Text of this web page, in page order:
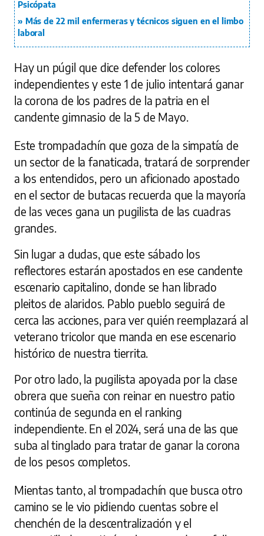
Psicópata
Más de 22 mil enfermeras y técnicos siguen en el limbo
laboral
Hay un púgil que dice defender los colores
independientes y este 1 de julio intentará ganar
la corona de los padres de la patria en el
candente gimnasio de la 5 de Mayo.
Este trompadachín que goza de la simpatía de
un sector de la fanaticada, tratará de sorprender
a los entendidos, pero un aficionado apostado
en el sector de butacas recuerda que la mayoría
de las veces gana un pugilista de las cuadras
grandes.
Sin lugar a dudas, que este sábado los
reflectores estarán apostados en ese candente
escenario capitalino, donde se han librado
pleitos de alaridos. Pablo pueblo seguirá de
cerca las acciones, para ver quién reemplazará al
veterano tricolor que manda en ese escenario
histórico de nuestra tierrita.
Por otro lado, la pugilista apoyada por la clase
obrera que sueña con reinar en nuestro patio
continúa de segunda en el ranking
independiente. En el 2024, será una de las que
suba al tinglado para tratar de ganar la corona
de los pesos completos.
Mientas tanto, al trompadachín que busca otro
camino se le vio pidiendo cuentas sobre el
chenchén de la descentralización y el